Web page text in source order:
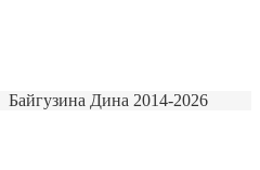
Байгузина Дина 2014-2026